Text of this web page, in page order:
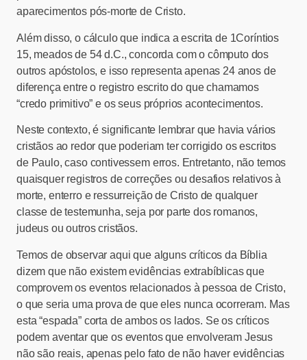
aparecimentos pós-morte de Cristo.
Além disso, o cálculo que indica a escrita de 1Coríntios
15, meados de 54 d.C., concorda com o cômputo dos
outros apóstolos, e isso representa apenas 24 anos de
diferença entre o registro escrito do que chamamos
“credo primitivo” e os seus próprios acontecimentos.
Neste contexto, é significante lembrar que havia vários
cristãos ao redor que poderiam ter corrigido os escritos
de Paulo, caso contivessem erros. Entretanto, não temos
quaisquer registros de correções ou desafios relativos à
morte, enterro e ressurreição de Cristo de qualquer
classe de testemunha, seja por parte dos romanos,
judeus ou outros cristãos.
Temos de observar aqui que alguns críticos da Bíblia
dizem que não existem evidências extrabíblicas que
comprovem os eventos relacionados à pessoa de Cristo,
o que seria uma prova de que eles nunca ocorreram. Mas
esta “espada” corta de ambos os lados. Se os críticos
podem aventar que os eventos que envolveram Jesus
não são reais, apenas pelo fato de não haver evidências